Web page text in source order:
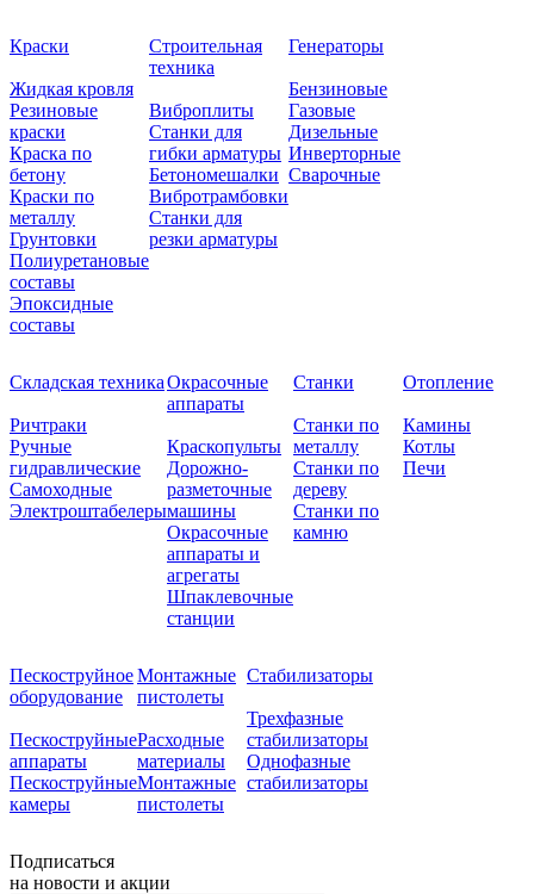
Краски
Жидкая кровля
Резиновые
краски
Краска по
бетону
Краски по
металлу
Грунтовки
Полиуретановые
составы
Эпоксидные
составы
Строительная
техника
Виброплиты
Станки для
гибки арматуры
Бетономешалки
Вибротрамбовки
Станки для
резки арматуры
Генераторы
Бензиновые
Газовые
Дизельные
Инверторные
Сварочные
Складская техника
Ричтраки
Ручные
гидравлические
Самоходные
Электроштабелеры
Окрасочные
аппараты
Краскопульты
Дорожно-
разметочные
машины
Окрасочные
аппараты и
агрегаты
Шпаклевочные
станции
Станки
Станки по
металлу
Станки по
дереву
Станки по
камню
Отопление
Камины
Котлы
Печи
Пескоструйное
оборудование
Пескоструйные
аппараты
Пескоструйные
камеры
Монтажные
пистолеты
Расходные
материалы
Монтажные
пистолеты
Стабилизаторы
Трехфазные
стабилизаторы
Однофазные
стабилизаторы
Подписаться
на новости и акции